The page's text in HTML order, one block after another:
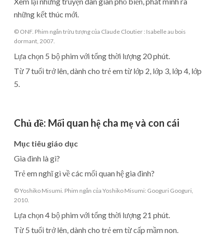
những kết thúc mới.
© ONF. Phim ngắn trừu tượng của Claude Cloutier : Isabelle au bois
dormant, 2007.
Lựa chọn 5 bộ phim với tổng thời lượng 20 phút.
Từ 7 tuổi trở lên, dành cho trẻ em từ lớp 2, lớp 3, lớp 4, lớp
5.
Chủ đề: Mối quan hệ cha mẹ và con cái
Mục tiêu giáo dục
Gia đình là gì?
Trẻ em nghĩ gì về các mối quan hệ gia đình?
© Yoshiko Misumi. Phim ngắn của Yoshiko Misumi: Googuri Googuri,
2010.
Lựa chọn 4 bộ phim với tổng thời lượng 21 phút.
Từ 5 tuổi trở lên, dành cho trẻ em từ cấp mầm non.